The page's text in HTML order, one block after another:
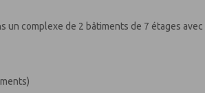
complexe de 2 bâtiments de 7 étages avec